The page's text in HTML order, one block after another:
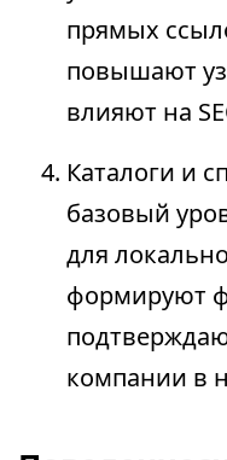
прямых
повышают
влияют на
Каталоги и
базовый
для
формируют
компании в